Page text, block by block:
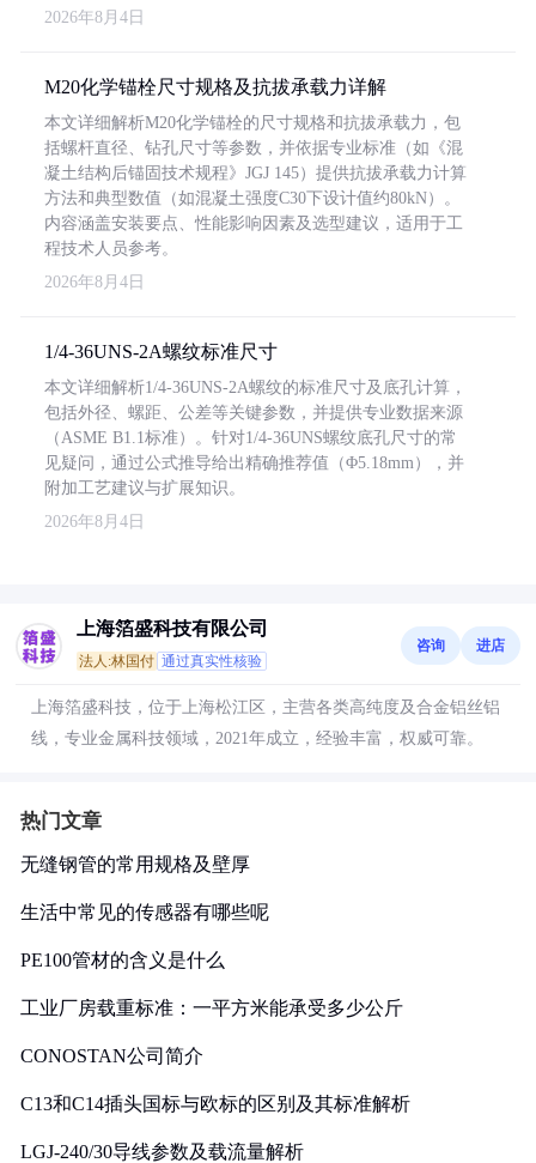
2026年8月4日
M20化学锚栓尺寸规格及抗拔承载力详解
本文详细解析M20化学锚栓的尺寸规格和抗拔承载力，包
括螺杆直径、钻孔尺寸等参数，并依据专业标准（如《混
凝土结构后锚固技术规程》JGJ 145）提供抗拔承载力计算
方法和典型数值（如混凝土强度C30下设计值约80kN）。
内容涵盖安装要点、性能影响因素及选型建议，适用于工
程技术人员参考。
2026年8月4日
1/4-36UNS-2A螺纹标准尺寸
本文详细解析1/4-36UNS-2A螺纹的标准尺寸及底孔计算，
包括外径、螺距、公差等关键参数，并提供专业数据来源
（ASME B1.1标准）。针对1/4-36UNS螺纹底孔尺寸的常
见疑问，通过公式推导给出精确推荐值（Φ5.18mm），并
附加工艺建议与扩展知识。
2026年8月4日
上海箔盛科技有限公司
法人:林国付 通过真实性核验
咨询 进店
上海箔盛科技，位于上海松江区，主营各类高纯度及合金铝丝铝
线，专业金属科技领域，2021年成立，经验丰富，权威可靠。
热门文章
无缝钢管的常用规格及壁厚
生活中常见的传感器有哪些呢
PE100管材的含义是什么
工业厂房载重标准：一平方米能承受多少公斤
CONOSTAN公司简介
C13和C14插头国标与欧标的区别及其标准解析
LGJ-240/30导线参数及载流量解析